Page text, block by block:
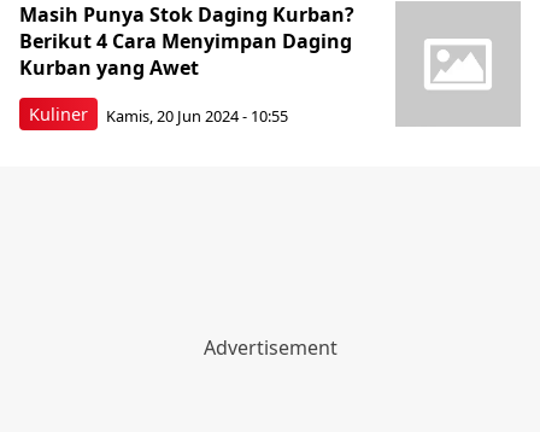
Kuliner
Masih Punya Stok Daging Kurban?
Berikut 4 Cara Menyimpan Daging
Kurban yang Awet
Kamis, 20 Jun 2024 - 10:55